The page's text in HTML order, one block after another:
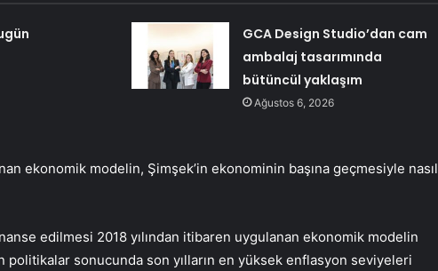
GCA Design Studio’dan cam
ambalaj tasarımında
bütüncül yaklaşım
Ağustos 6, 2026
ekonomik modelin, Şimşek’in ekonominin başına geçmesiyle nasıl
edilmesi 2018 yılından itibaren uygulanan ekonomik modelin
sonucunda son yılların en yüksek enflasyon seviyeleri